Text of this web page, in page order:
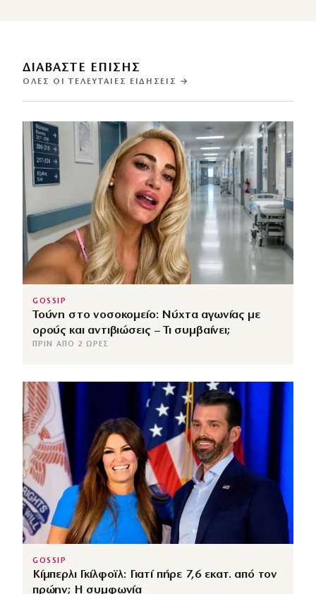
ΔΙΑΒΑΣΤΕ ΕΠΙΣΗΣ
ΌΛΕΣ ΟΙ ΤΕΛΕΥΤΑΊΕΣ ΕΙΔΉΣΕΙΣ →
GOSSIP
Τούνη στο νοσοκομείο: Νύχτα αγωνίας με
ορούς και αντιβιώσεις – Τι συμβαίνει;
ΠΡΙΝ ΑΠΌ 2 ΏΡΕΣ
GOSSIP
Κίμπερλι Γκίλφοϊλ: Γιατί πήρε 7,6 εκατ. από τον
πρώην; Η συμφωνία